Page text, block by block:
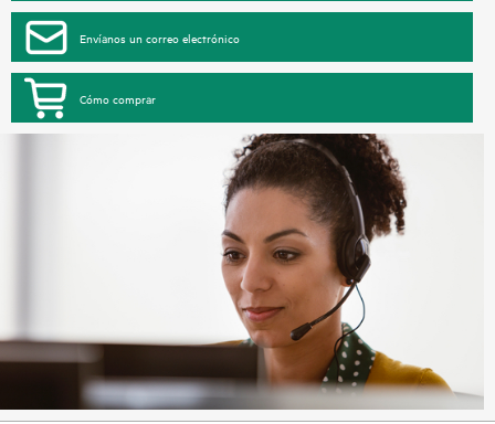
Envíanos un correo electrónico
Cómo comprar